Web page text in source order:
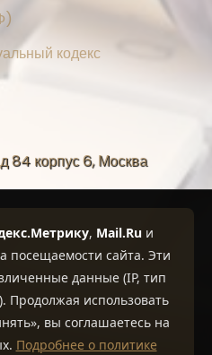
кодекс
84 корпус 6, Москва
, Mail.Ru и
посещаемости сайта. Эти
данные (IP, тип
Продолжая использовать
вы соглашаетесь на
Подробнее о политике